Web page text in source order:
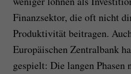
Finanzsektor, die oft nicht
Produktivität beitragen.
Europäischen Zentralbank
gespielt: Die langen Phasen